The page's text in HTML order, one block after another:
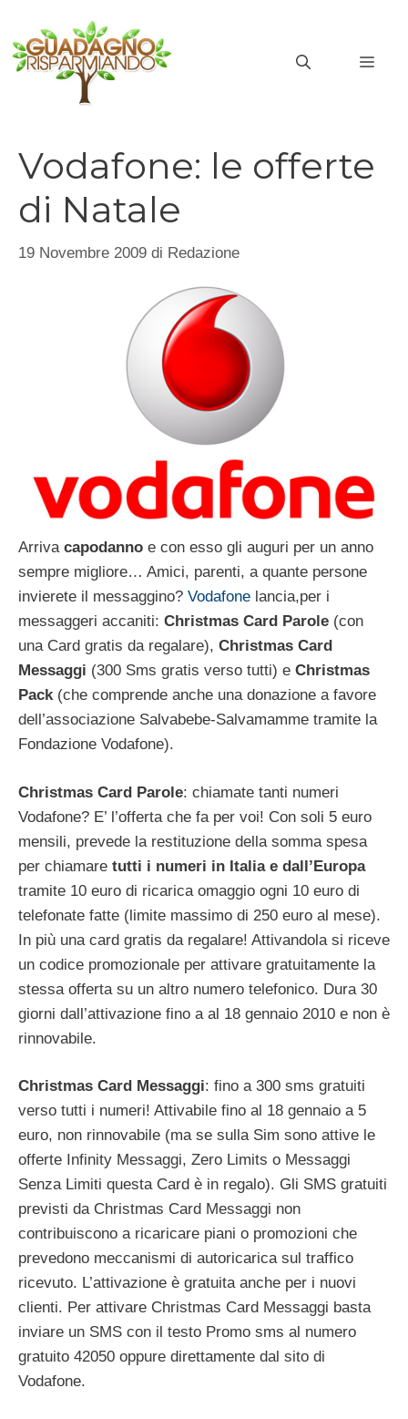
contenuto
Vodafone: le offerte
di Natale
19 Novembre 2009 di Redazione
Arriva capodanno e con esso gli auguri per un anno
sempre migliore… Amici, parenti, a quante persone
invierete il messaggino? Vodafone lancia,per i
messaggeri accaniti: Christmas Card Parole (con
una Card gratis da regalare), Christmas Card
Messaggi (300 Sms gratis verso tutti) e Christmas
Pack(che comprende anche una donazione a favore
dell’associazione Salvabebe-Salvamamme tramite la
Fondazione Vodafone).
Christmas Card Parole: chiamate tanti numeri
Vodafone? E’ l’offerta che fa per voi! Con soli 5 euro
mensili, prevede la restituzione della somma spesa
per chiamare tutti i numeri in Italia e dall’Europa
tramite 10 euro di ricarica omaggio ogni 10 euro di
telefonate fatte (limite massimo di 250 euro al mese).
In più una card gratis da regalare! Attivandola si riceve
un codice promozionale per attivare gratuitamente la
stessa offerta su un altro numero telefonico. Dura 30
giorni dall’attivazione fino a al 18 gennaio 2010 e non è
rinnovabile.
Christmas Card Messaggi: fino a 300 sms gratuiti
verso tutti i numeri! Attivabile fino al 18 gennaio a 5
euro, non rinnovabile (ma se sulla Sim sono attive le
offerte Infinity Messaggi, Zero Limits o Messaggi
Senza Limiti questa Card è in regalo). Gli SMS gratuiti
previsti da Christmas Card Messaggi non
contribuiscono a ricaricare piani o promozioni che
prevedono meccanismi di autoricarica sul traffico
ricevuto. L’attivazione è gratuita anche per i nuovi
clienti. Per attivare Christmas Card Messaggi basta
inviare un SMS con il testo Promo sms al numero
gratuito 42050 oppure direttamente dal sito di
Vodafone.